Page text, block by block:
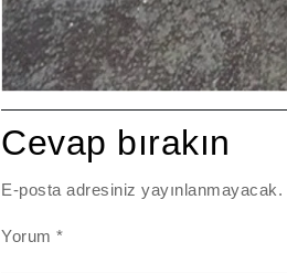
Cevap bırakın
E-posta adresiniz yayınlanmayacak.
Yorum*